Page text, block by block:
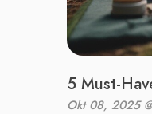
5 Must-
Okt 08, 2025